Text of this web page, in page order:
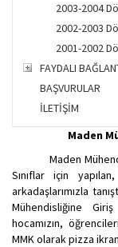
2003-2004
2002-2003
2001-2002
FAYDALI
BAŞVURULAR
İLETİŞİM
Maden
Maden
Sınıflar için
arkadaşlarımızla
Mühendisliğine
hocamızın,
MMK olarak pizza